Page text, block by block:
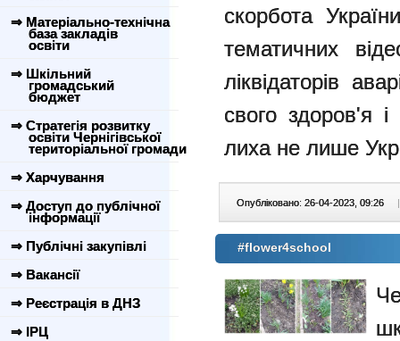
⇒ Матеріально-технічна
база закладів
освіти
⇒ Шкільний
громадський
бюджет
⇒ Стратегія розвитку
освіти Чернігівської
територіальної громади
⇒ Харчування
⇒ Доступ до публічної
інформації
⇒ Публічні закупівлі
⇒ Вакансії
⇒ Реєстрація в ДНЗ
⇒ ІРЦ
скорбота
тематичних
ліквідаторів
свого здоров'я
лиха не лише
Опубліковано: 26-04-2023, 09:26 |
#flower4school